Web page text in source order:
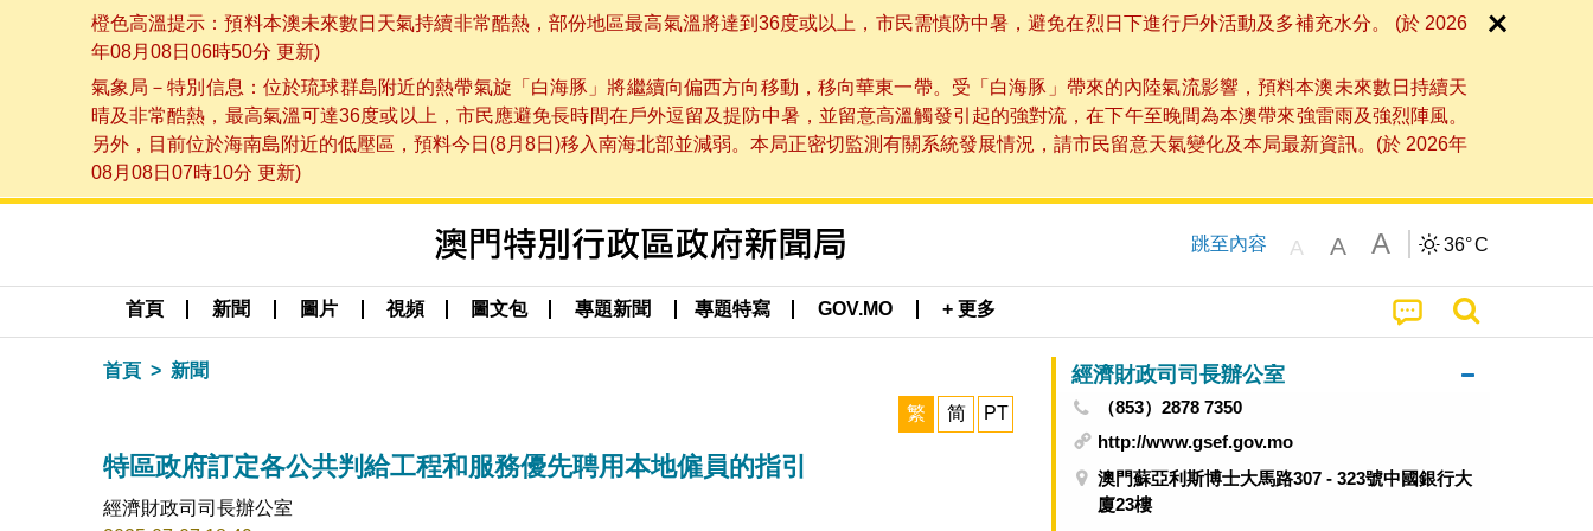
橙色高溫提示：預料本澳未來數日天氣持續非常酷熱，部份地區最高氣溫將達到36度或以上，市民需慎防中暑，避免在烈日下進行戶外活動及多補充水分。 (於 2026
年08月08日06時50分 更新)
氣象局－特別信息：位於琉球群島附近的熱帶氣旋「白海豚」將繼續向偏西方向移動，移向華東一帶。受「白海豚」帶來的內陸氣流影響，預料本澳未來數日持續天
晴及非常酷熱，最高氣溫可達36度或以上，市民應避免長時間在戶外逗留及提防中暑，並留意高溫觸發引起的強對流，在下午至晚間為本澳帶來強雷雨及強烈陣風。
另外，目前位於海南島附近的低壓區，預料今日(8月8日)移入南海北部並減弱。本局正密切監測有關系統發展情況，請市民留意天氣變化及本局最新資訊。(於 2026年
08月08日07時10分 更新)
跳至內容 A A A 36°C
首頁 新聞 圖片 視頻 圖文包 專題新聞 專題特寫 GOV.MO + 更多
首頁 新聞
繁 简 PT
特區政府訂定各公共判給工程和服務優先聘用本地僱員的指引
經濟財政司司長辦公室
經濟財政司司長辦公室
（853）2878 7350
http://www.gsef.gov.mo
澳門蘇亞利斯博士大馬路307 - 323號中國銀行大
廈23樓